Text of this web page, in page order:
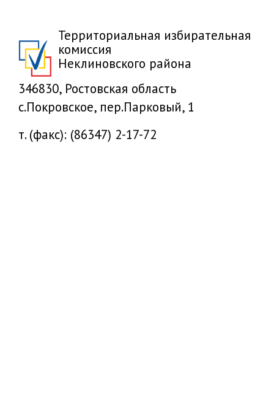
Территориальная избирательная
комиссия
Неклиновского района
346830, Ростовская область
с.Покровское, пер.Парковый, 1
т. (факс): (86347) 2-17-72